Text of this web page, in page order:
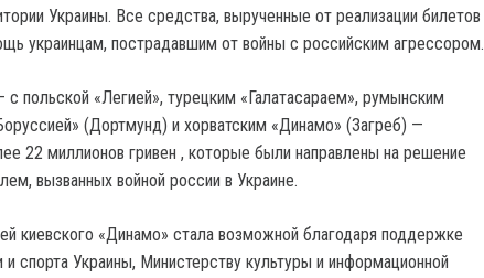
Украины. Все средства, вырученные от реализации билетов
украинцам, пострадавшим от войны с российским агрессором.
с польской «Легией», турецким «Галатасараем», румынским
(Дортмунд) и хорватским «Динамо» (Загреб) —
22 миллионов гривен , которые были направлены на решение
вызванных войной россии в Украине.
киевского «Динамо» стала возможной благодаря поддержке
спорта Украины, Министерству культуры и информационной